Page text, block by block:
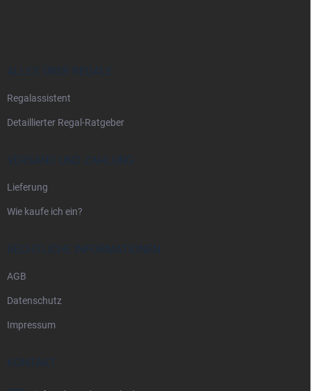
ALLES ÜBER REGALE
Regalassistent
Detaillierter Regal-Ratgeber
VERSAND UND ZAHLUNG
Lieferung
Wie kaufe ich ein?
RECHTLICHE INFORMATIONEN
AGB
Datenschutz
Impressum
KONTAKT